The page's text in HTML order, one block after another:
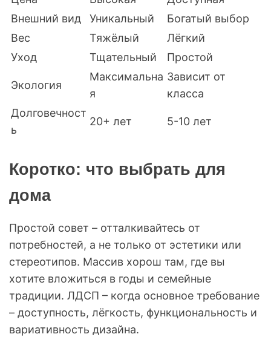
Внешний вид
Уникальный
Богатый выбор
Вес
Тяжёлый
Лёгкий
Уход
Тщательный Простой
Экология
Максимальна
я
Зависит от
класса
Долговечност
ь
20+ лет 5-10 лет
Коротко: что выбрать для
дома
Простой совет – отталкивайтесь от
потребностей, а не только от эстетики или
стереотипов. Массив хорош там, где вы
хотите вложиться в годы и семейные
традиции. ЛДСП – когда основное требование
– доступность, лёгкость, функциональность и
вариативность дизайна.